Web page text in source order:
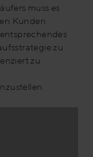
muss es
Kunden
zu
zu